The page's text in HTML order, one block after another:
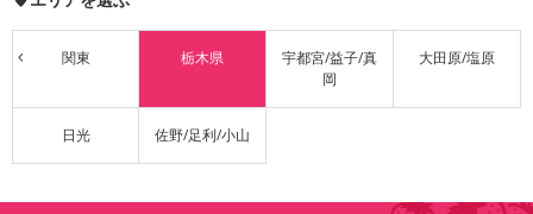
関東 栃木県
宇都宮/益子/真
岡
大田原/塩原
日光 佐野/足利/小山